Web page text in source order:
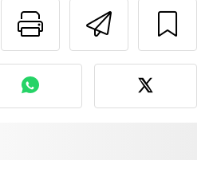
Pošlji
Natisni to
fotografijo